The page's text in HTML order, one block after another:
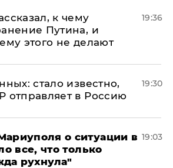
к чему
Путина, и
этого не делают
19:36
стало известно,
отправляет в Россию
19:30
о ситуации в
все, что только
рухнула"
19:03